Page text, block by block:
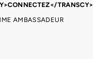
TRANSCY>
AMBASSADEUR